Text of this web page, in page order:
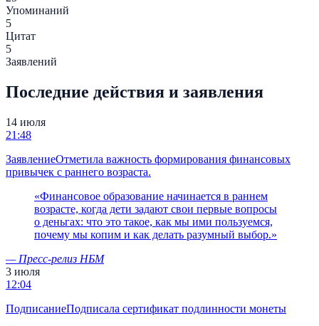
Упоминаний
5
Цитат
5
Заявлений
Последние действия и заявления
14 июля
21:48
ЗаявлениеОтметила важность формирования финансовых
привычек с раннего возраста.
«Финансовое образование начинается в раннем
возрасте, когда дети задают свои первые вопросы
о деньгах: что это такое, как мы ими пользуемся,
почему мы копим и как делать разумный выбор.»
— Пресс-релиз НБМ
3 июля
12:04
ПодписаниеПодписала сертификат подлинности монеты